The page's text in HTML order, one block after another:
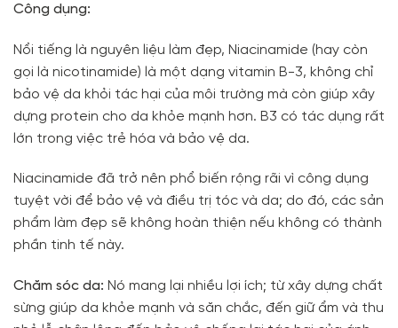
Công dụng:
Nổi tiếng là nguyên liệu làm đẹp, Niacinamide (hay còn
gọi là nicotinamide) là một dạng vitamin B-3, không chỉ
bảo vệ da khỏi tác hại của môi trường mà còn giúp xây
dựng protein cho da khỏe mạnh hơn. B3 có tác dụng rất
lớn trong việc trẻ hóa và bảo vệ da.
Niacinamide đã trở nên phổ biến rộng rãi vì công dụng
tuyệt vời để bảo vệ và điều trị tóc và da; do đó, các sản
phẩm làm đẹp sẽ không hoàn thiện nếu không có thành
phần tinh tế này.
Chăm sóc da: Nó mang lại nhiều lợi ích; từ xây dựng chất
sừng giúp da khỏe mạnh và săn chắc, đến giữ ẩm và thu